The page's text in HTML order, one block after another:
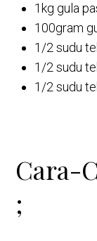
1kg gula
100gram
1/2 sudu
1/2 sudu
1/2 sudu
Cara-
;